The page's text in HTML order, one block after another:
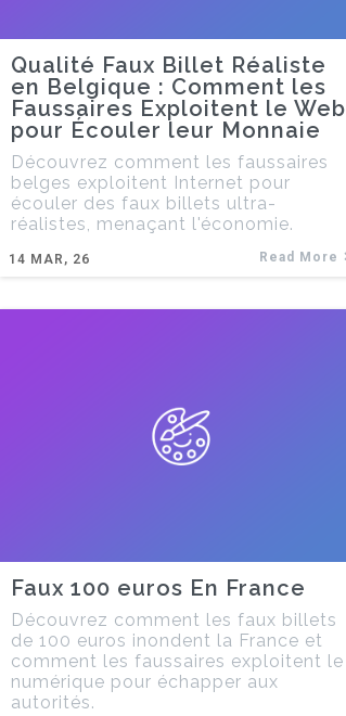
Qualité Faux Billet Réaliste
en Belgique : Comment les
Faussaires Exploitent le Web
pour Écouler leur Monnaie
14 MAR, 26
Découvrez comment les faussaires
belges exploitent Internet pour
écouler des faux billets ultra-
réalistes, menaçant l'économie.
Read More
Faux 100 euros En France
Découvrez comment les faux billets
de 100 euros inondent la France et
comment les faussaires exploitent le
numérique pour échapper aux
autorités.